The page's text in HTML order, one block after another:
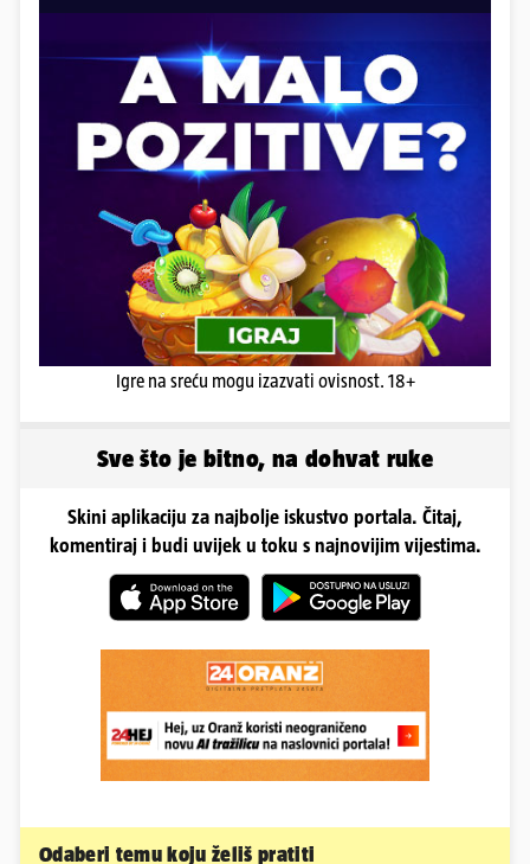
Igre na sreću mogu izazvati ovisnost. 18+
Sve što je bitno, na dohvat ruke
Skini aplikaciju za najbolje iskustvo portala. Čitaj,
komentiraj i budi uvijek u toku s najnovijim vijestima.
Odaberi temu koju želiš pratiti